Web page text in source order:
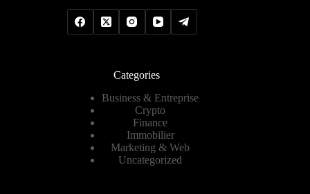
Categories
Business & Entreprise
Crypto
Finance
Immobilier
Marketing & Web
Uncategorized